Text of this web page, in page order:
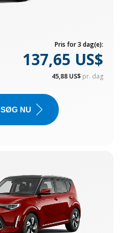
Pris for 3 dag(e):
137,65 US$
45,88 US$ pr. dag
SØG NU